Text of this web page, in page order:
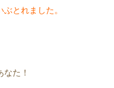
とれました。
た！